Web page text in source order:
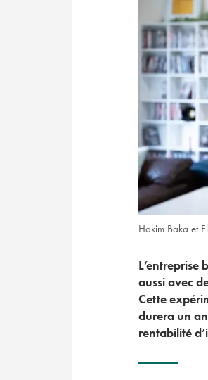
Hakim Baka et
aussi avec
Cette
durera un
rentabilité